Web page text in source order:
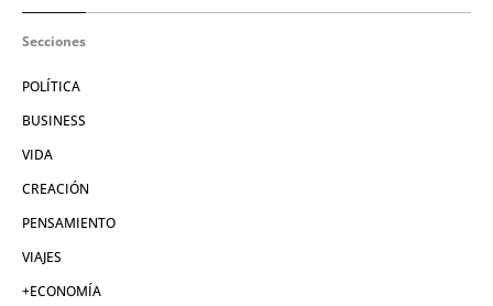
Secciones
POLÍTICA
BUSINESS
VIDA
CREACIÓN
PENSAMIENTO
VIAJES
+ECONOMÍA